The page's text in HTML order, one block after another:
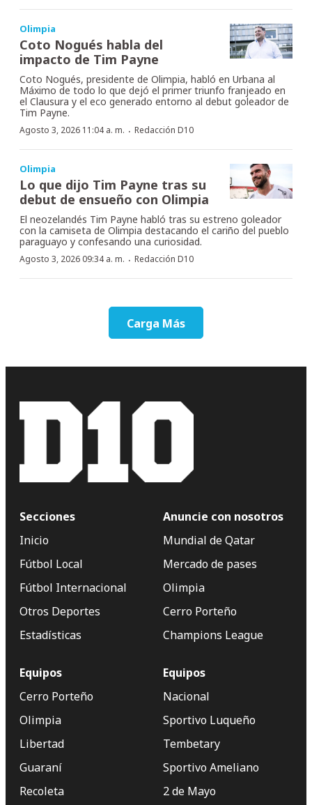
Olimpia
Coto Nogués habla del
impacto de Tim Payne
Coto Nogués, presidente de Olimpia, habló en Urbana al
Máximo de todo lo que dejó el primer triunfo franjeado en
el Clausura y el eco generado entorno al debut goleador de
Tim Payne.
Agosto 3, 2026 11:04 a. m. · Redacción D10
Olimpia
Lo que dijo Tim Payne tras su
debut de ensueño con Olimpia
El neozelandés Tim Payne habló tras su estreno goleador
con la camiseta de Olimpia destacando el cariño del pueblo
paraguayo y confesando una curiosidad.
Agosto 3, 2026 09:34 a. m. · Redacción D10
Carga Más
Secciones
Inicio
Fútbol Local
Fútbol Internacional
Otros Deportes
Estadísticas
Anuncie con nosotros
Mundial de Qatar
Mercado de pases
Olimpia
Cerro Porteño
Champions League
Equipos
Cerro Porteño
Olimpia
Libertad
Guaraní
Recoleta
Equipos
Nacional
Sportivo Luqueño
Tembetary
Sportivo Ameliano
2 de Mayo